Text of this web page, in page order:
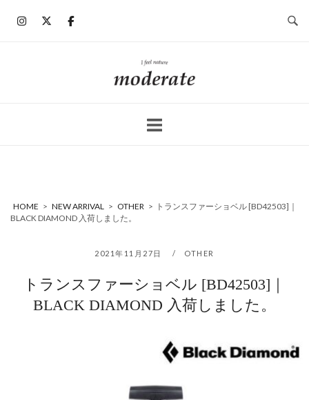
ホ
ー
HOME > NEW ARRIVAL > OTHER > トランスファーショベル [BD42503]｜
BLACK DIAMOND 入荷しました。
2021年11月27日 OTHER
トランスファーショベル [BD42503]｜
BLACK DIAMOND 入荷しました。